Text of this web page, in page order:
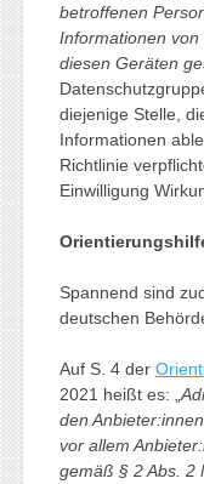
betroffenen
Informationen
diesen Geräten
diejenige Stelle,
Informationen
Richtlinie
Einwilligung
Spannend sind
deutschen
Auf S. 4 der
2021 heißt es: „
den
vor allem
gemäß § 2 Abs. 2